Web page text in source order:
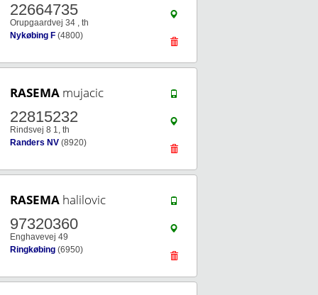
22664735
Orupgaardvej 34 , th
Nykøbing F (4800)
RASEMA mujacic
22815232
Rindsvej 8 1, th
Randers NV (8920)
RASEMA halilovic
97320360
Enghavevej 49
Ringkøbing (6950)